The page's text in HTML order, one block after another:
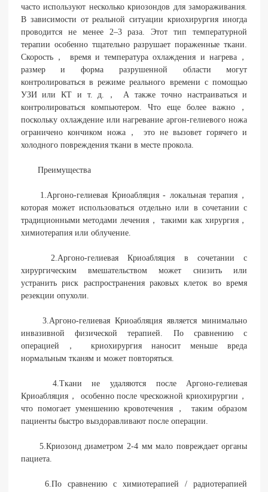
часто используют несколько криозондов для замораживания.
В зависимости от реальной ситуации криохирургия иногда
проводится не менее 2–3 раза. Этот тип температурной
терапии особенно тщательно разрушает пораженные ткани.
Скорость， время и температура охлаждения и нагрева，
размер и форма разрушенной области могут
контролироваться в режиме реального времени с помощью
УЗИ или КТ и т. д.， А также точно настраиваться и
контролироваться компьютером. Что еще более важно，
поскольку охлаждение или нагревание аргон-гелиевого ножа
ограничено кончиком ножа， это не вызовет горячего и
холодного повреждения ткани в месте прокола.
Преимущества
1.Аргоно-гелиевая Криоабляция - локальная терапия，
которая может использоваться отдельно или в сочетании с
традиционными методами лечения， такими как хирургия，
химиотерапия или облучение.
2.Аргоно-гелиевая Криоабляция в сочетании с
хирургическим вмешательством может снизить или
устранить риск распространения раковых клеток во время
резекции опухоли.
3.Аргоно-гелиевая Криоабляция является минимально
инвазивной физической терапией. По сравнению с
операцией， криохирургия наносит меньше вреда
нормальным тканям и может повторяться.
4.Ткани не удаляются после Аргоно-гелиевая
Криоабляция， особенно после чрескожной криохирургии，
что помогает уменшению кровотечения， таким образом
пациенты быстро выздоравливают после операции.
5.Криозонд диаметром 2-4 мм мало повреждает органы
пациета.
6.По сравнению с химиотерапией / радиотерапией